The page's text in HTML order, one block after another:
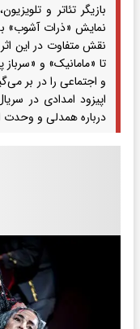
بازیگر تئاتر و
نمایش «ذرات آشوب»
نقش متفاوت در این
تا «مامانیک» و
و اجتماعی را در بر
اپیزود امدادی در
درباره همدلی و وحدت